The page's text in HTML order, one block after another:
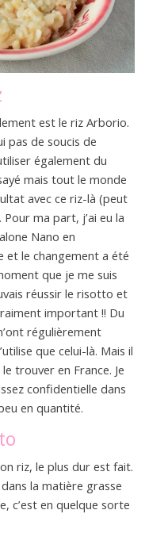
est le riz Arborio.
pas de soucis de
également du
mais tout le monde
avec ce riz-là (peut
ma part, j’ai eu la
Nano en
et le changement a été
que je me suis
réussir le risotto et
important !! Du
régulièrement
que celui-là. Mais il
trouver en France. Je
confidentielle dans
en quantité.
riz, le plus dur est fait.
la matière grasse
c’est en quelque sorte